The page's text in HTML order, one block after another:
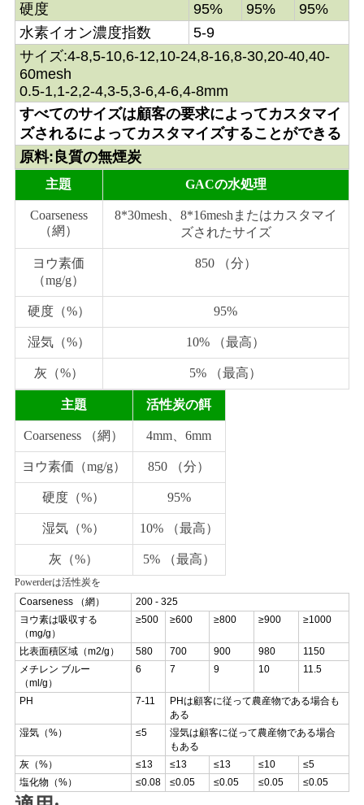
を
要
求
し
な
さ
い
図
PRIVACY
POLICY
硬度
95% 95%
95%
水素イオン濃度指数
5-9
サイズ:4-8,5-10,6-12,10-24,8-16,8-30,20-40,40-
60mesh
0.5-1,1-2,2-4,3-5,3-6,4-6,4-8mm
すべてのサイズは顧客の要求によってカスタマイ
ズされるによってカスタマイズすることができる
原料:良質の無煙炭
主題 GACの水処理
Coarseness
（網）
8*30mesh、8*16meshまたはカスタマイ
ズされたサイズ
ヨウ素価
（mg/g）
850 （分）
硬度（%） 95%
湿気（%） 10% （最高）
灰（%） 5% （最高）
主題 活性炭の餌
Coarseness （網） 4mm、6mm
ヨウ素価（mg/g） 850 （分）
硬度（%） 95%
湿気（%） 10% （最高）
灰（%） 5% （最高）
Powerderは活性炭を
Coarseness （網）
200 - 325
ヨウ素は吸収する
（mg/g）
≥500 ≥600 ≥800 ≥900 ≥1000
比表面積区域（m2/g） 580 700 900 980
1150
メチレン ブルー
（ml/g）
6 7 9 10 11.5
PH 7-11
PHは顧客に従って農産物である場合も
ある
湿気（%）
≤5
湿気は顧客に従って農産物である場合
もある
灰（%）
≤13 ≤13 ≤13 ≤10
≤5
塩化物（%）
≤0.08 ≤0.05 ≤0.05 ≤0.05 ≤0.05